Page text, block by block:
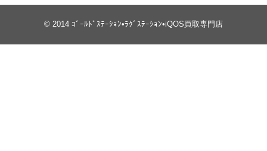
© 2014 ｺﾞｰﾙﾄﾞｽﾃｰｼｮﾝ•ﾗｸﾞｽﾃｰｼｮﾝ•iQOS買取専門店